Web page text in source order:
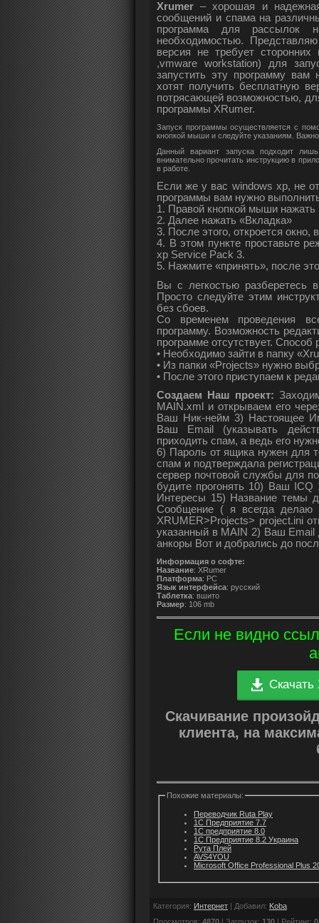
Xrumer – хорошая и
сообщений и спама на
программа для рассылок
необходимостью.
версия не требует
,vmware workstation) для
запустить эту программу вам
хотят получить бесплатную
потрясающей возможностью,
программы XRumer.
Запуск программы осуществляется с
кнопкой мыши и следуйте указаниям.
Данный вариант запуска подходит
внимательно прочитать инструкцию в
в работе.
Если же у вас windows xp, не
программы вам нужно
1. Правой кнопкой мыши нажать
2. Далее нажать «Вкладка»
3. После этого, откроется
4. В этом пункте проставьте
xp Service Pack 3.
5. Нажмите «принять», после
Вы с легкостью разберетесь
Просто следуйте этим
без сбоев.
Со временем проведения
программу. Возможность
программе отсутствует.
• Необходимо зайти в папку
• Из папки «Projects» нужно
• После этого приступаем к
Создаем Наш проект:
MAIN.xml и открываем его
Ваш Ник-нейм 3) Настоящее
Ваш Email (указывать
приходить спам, а ведь его
6) Пароль от ящика нужен для
спам и подтверждала
сервер почтовой службы для
будите прогонять 10) Ваш
Интересы 15) Название темы
Сообщение ( я всегда делаю
XRUMER>Projects> project.ini
указанный в MAIN 2) Ваш
анкоры Вот и добрались до
Информация о софте:
Название: XRumer
Платформа: PC
Язык интерфейса: русский
Таблетка: вшито
Размер: 106 mb
Если не видно
Скачивание
клиента, на
Похожие материалы:
Переводчик Ruta Play
1С Предприятие 7.7
1С предприятие 8.0
1С Предприятие 8.2 Украина
Рута Плей
AVS4YOU
Microsoft Office Professional Plus
Категория: Интернет | Добавил: Koba